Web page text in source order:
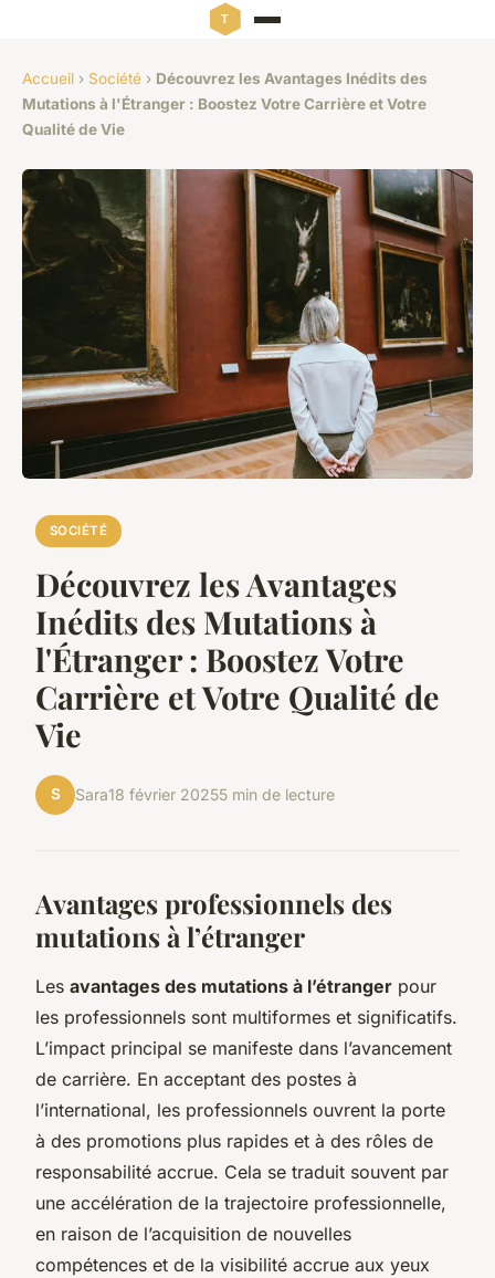
Accueil › Société › Découvrez les Avantages Inédits des
Mutations à l'Étranger : Boostez Votre Carrière et Votre
Qualité de Vie
SOCIÉTÉ
Découvrez les Avantages
Inédits des Mutations à
l'Étranger : Boostez Votre
Carrière et Votre Qualité de
Vie
S Sara18 février 20255 min de lecture
Avantages professionnels des
mutations à l’étranger
Les avantages des mutations à l’étranger pour
les professionnels sont multiformes et significatifs.
L’impact principal se manifeste dans l’avancement
de carrière. En acceptant des postes à
l’international, les professionnels ouvrent la porte
à des promotions plus rapides et à des rôles de
responsabilité accrue. Cela se traduit souvent par
une accélération de la trajectoire professionnelle,
en raison de l’acquisition de nouvelles
compétences et de la visibilité accrue aux yeux